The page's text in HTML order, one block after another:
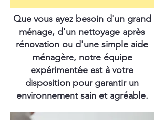
Que vous ayez besoin d'un grand
ménage, d'un nettoyage après
rénovation ou d'une simple aide
ménagère, notre équipe
expérimentée est à votre
disposition pour garantir un
environnement sain et agréable.